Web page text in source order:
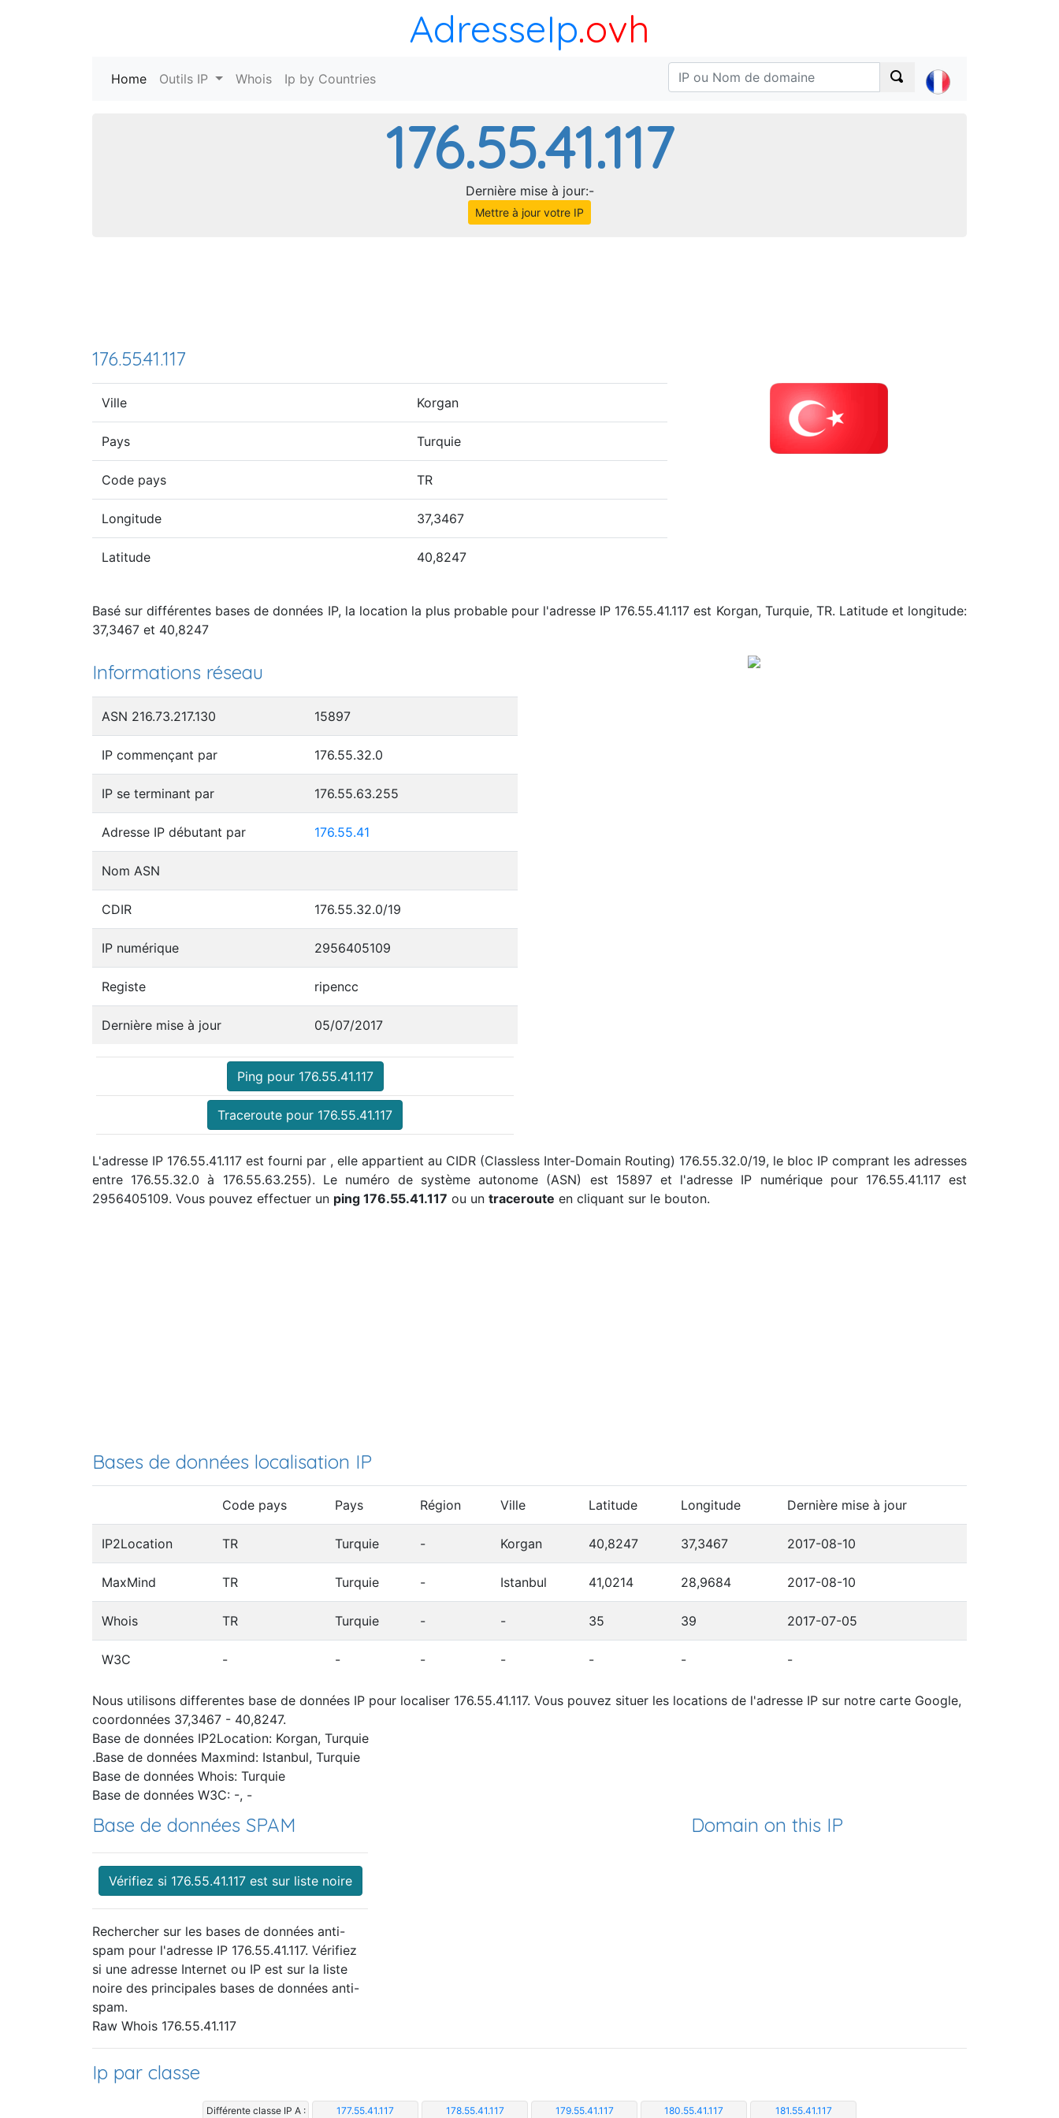
AdresseIp.ovh
Home (current)
Outils IP Whois Ip by Countries
176.55.41.117
Dernière mise à jour:-
Mettre à jour votre IP
176.55.41.117
Ville Korgan
Pays Turquie
Code pays TR
Longitude 37,3467
Latitude 40,8247
Basé sur différentes bases de données IP, la location la plus probable pour l'adresse IP 176.55.41.117 est Korgan, Turquie, TR. Latitude et longitude:
37,3467 et 40,8247
Informations réseau
ASN 216.73.217.130 15897
IP commençant par 176.55.32.0
IP se terminant par 176.55.63.255
Adresse IP débutant par 176.55.41
Nom ASN
CDIR 176.55.32.0/19
IP numérique 2956405109
Registe ripencc
Dernière mise à jour 05/07/2017
Ping pour 176.55.41.117
Traceroute pour 176.55.41.117
L'adresse IP 176.55.41.117 est fourni par , elle appartient au CIDR (Classless Inter-Domain Routing) 176.55.32.0/19, le bloc IP comprant les adresses
entre 176.55.32.0 à 176.55.63.255). Le numéro de système autonome (ASN) est 15897 et l'adresse IP numérique pour 176.55.41.117 est
2956405109. Vous pouvez effectuer un ping 176.55.41.117 ou un traceroute en cliquant sur le bouton.
Bases de données localisation IP
Code pays Pays Région Ville Latitude Longitude Dernière mise à jour
IP2Location TR Turquie - Korgan 40,8247 37,3467 2017-08-10
MaxMind TR Turquie - Istanbul 41,0214 28,9684 2017-08-10
Whois TR Turquie - - 35 39 2017-07-05
W3C - - - - - - -
Nous utilisons differentes base de données IP pour localiser 176.55.41.117. Vous pouvez situer les locations de l'adresse IP sur notre carte Google,
coordonnées 37,3467 - 40,8247.
Base de données IP2Location: Korgan, Turquie
.Base de données Maxmind: Istanbul, Turquie
Base de données Whois: Turquie
Base de données W3C: -, -
Base de données SPAM
Vérifiez si 176.55.41.117 est sur liste noire
Rechercher sur les bases de données anti-
spam pour l'adresse IP 176.55.41.117. Vérifiez
si une adresse Internet ou IP est sur la liste
noire des principales bases de données anti-
spam.
Domain on this IP
Raw Whois 176.55.41.117
Ip par classe
Différente classe IP A : 177.55.41.117 178.55.41.117 179.55.41.117 180.55.41.117 181.55.41.117